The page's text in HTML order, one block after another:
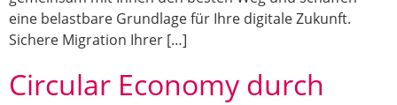
eine belastbare Grundlage für Ihre digitale Zukunft.
Sichere Migration Ihrer […]
Circular Economy durch